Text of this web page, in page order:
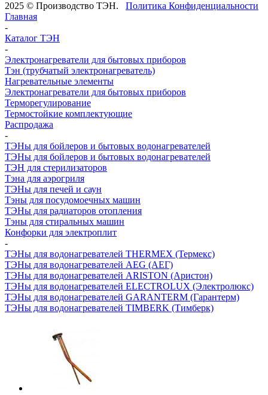
2025 © Производство ТЭН. Политика Конфиденциальности
Главная
-
Каталог ТЭН
-
Электронагреватели для бытовых приборов
Тэн (трубчатый электронагреватель)
Нагревательные элементы
Электронагреватели для бытовых приборов
Терморегулирование
Термостойкие комплектующие
Распродажа
-
ТЭНы для бойлеров и бытовых водонагревателей
ТЭНы для бойлеров и бытовых водонагревателей
ТЭН для стерилизаторов
Тэна для аэрогриля
ТЭНы для печей и саун
Тэны для посудомоечных машин
ТЭНы для радиаторов отопления
Тэны для стиральных машин
Конфорки для электроплит
-
ТЭНы для водонагревателей THERMEX (Термекс)
ТЭНы для водонагревателей AEG (АЕГ)
ТЭНы для водонагревателей ARISTON (Аристон)
ТЭНы для водонагревателей ELECTROLUX (Электролюкс)
ТЭНы для водонагревателей GARANTERM (Гарантерм)
ТЭНы для водонагревателей TIMBERK (Тимберк)